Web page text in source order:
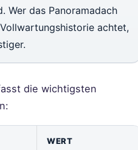
Wer das Panoramadach
achtet,
die wichtigsten
WERT